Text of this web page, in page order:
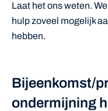
Laat het ons weten.
hulp zoveel mogelijk
hebben.
Bijeenkomst/
ondermijning